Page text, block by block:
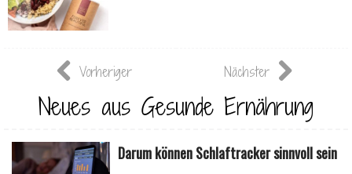
Vorheriger Nächster
Neues aus Gesunde Ernährung
Darum können Schlaftracker sinnvoll sein